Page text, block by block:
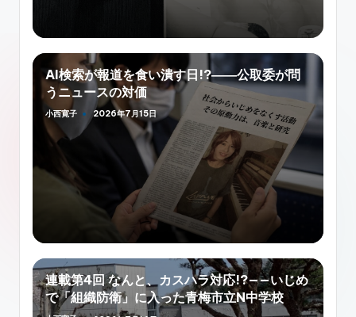
AI検索が報道を食い潰す日!?――公取委が問
うニュースの対価
Posted
by
小西寛子 2026年7月15日
連載第4回 なんと、カスハラ対応!?——いじめ
で「組織防衛」に入った青梅市立N中学校